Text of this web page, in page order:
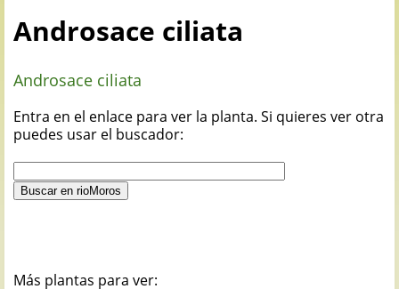
Androsace ciliata
Androsace ciliata
Entra en el enlace para ver la planta. Si quieres ver otra
puedes usar el buscador:
Más plantas para ver: